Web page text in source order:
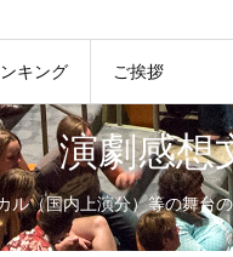
キング ご挨拶
演劇感想
ル（国内上演分）等の舞台